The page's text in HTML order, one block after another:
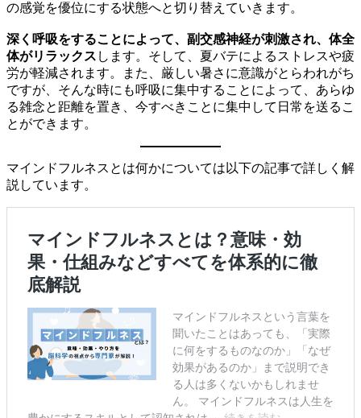
の感覚を優位にする状態へと切り替えていきます。
深く呼吸をすることによって、副交感神経が刺激され、体全
体がリラックス します。そして、夏バテによるストレスや疲
労が軽減されます。また、厳しい暑さに意識がとらわれがち
ですが、そんな時にも呼吸に集中することによって、あらゆ
る雑念と距離を置き、今すべきことに集中して日常を送るこ
とができます。
マインドフルネスとは何かについては以下の記事で詳しく解
説しています。